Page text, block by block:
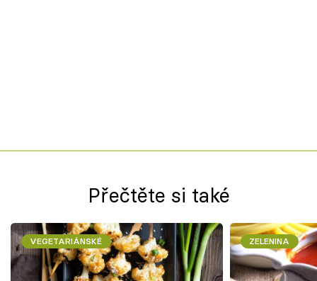
Přečtěte si také
VEGETARIÁNSKÉ ZELENINA